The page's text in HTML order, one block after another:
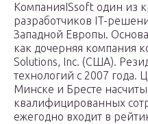
КомпанияISsoft один из
разработчиков IT-
Западной Европы.
как дочерняя компания
Solutions, Inc. (США).
технологий с 2007 года.
Минске и Бресте
квалифицированных
ежегодно входит в